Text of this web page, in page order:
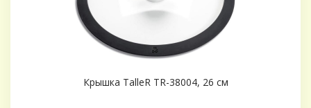
Крышка TalleR TR-38004, 26 см